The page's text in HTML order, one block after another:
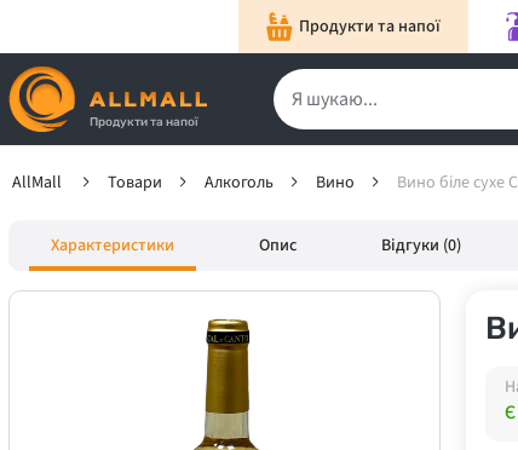
Продукти та напої
Продукти та напої
AllMall Товари Алкоголь Вино Вино біле сухе
Характеристики Опис Відгуки (0)